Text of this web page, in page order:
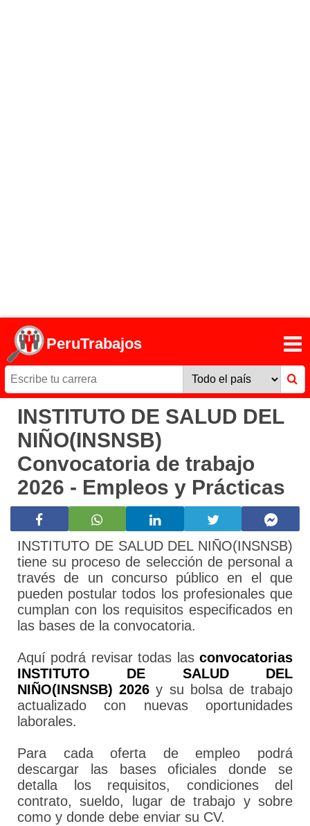
PeruTrabajos
INSTITUTO DE SALUD DEL
NIÑO(INSNSB)
Convocatoria de trabajo
2026 - Empleos y Prácticas
INSTITUTO DE SALUD DEL NIÑO(INSNSB)
tiene su proceso de selección de personal a
través de un concurso público en el que
pueden postular todos los profesionales que
cumplan con los requisitos especificados en
las bases de la convocatoria.
Aquí podrá revisar todas las convocatorias
INSTITUTO DE SALUD DEL
NIÑO(INSNSB) 2026 y su bolsa de trabajo
actualizado con nuevas oportunidades
laborales.
Para cada oferta de empleo podrá
descargar las bases oficiales donde se
detalla los requisitos, condiciones del
contrato, sueldo, lugar de trabajo y sobre
como y donde debe enviar su CV.